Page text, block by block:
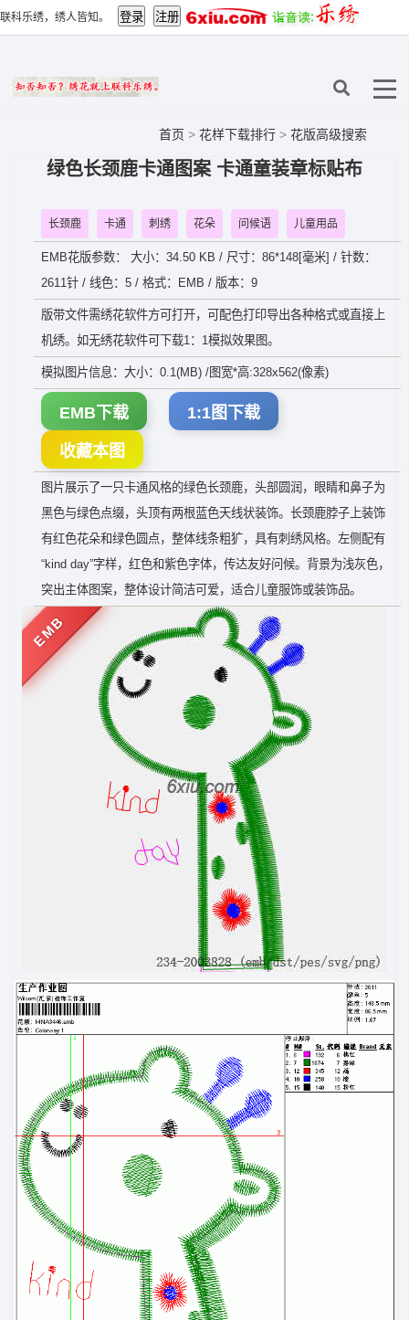
联科乐绣，绣人皆知。
首页 > 花样下载排行 > 花版高级搜索
绿色长颈鹿卡通图案 卡通童装章标贴布
长颈鹿 卡通 刺绣 花朵 问候语 儿童用品
EMB花版参数： 大小：34.50 KB / 尺寸：86*148[毫米] / 针数：
2611针 / 线色：5 / 格式：EMB / 版本：9
版带文件需绣花软件方可打开，可配色打印导出各种格式或直接上
机绣。如无绣花软件可下载1：1模拟效果图。
模拟图片信息：大小：0.1(MB) /图宽*高:328x562(像素)
EMB下载 1:1图下载
收藏本图
图片展示了一只卡通风格的绿色长颈鹿，头部圆润，眼睛和鼻子为
黑色与绿色点缀，头顶有两根蓝色天线状装饰。长颈鹿脖子上装饰
有红色花朵和绿色圆点，整体线条粗犷，具有刺绣风格。左侧配有
“kind day”字样，红色和紫色字体，传达友好问候。背景为浅灰色，
突出主体图案，整体设计简洁可爱，适合儿童服饰或装饰品。
EMB